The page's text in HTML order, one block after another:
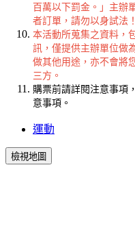
百萬以下罰金。」主辦
者訂單，請勿以身試法！
本活動所蒐集之資料，
訊，僅提供主辦單位做
做其他用途，亦不會將
三方。
購票前請詳閱注意事項
意事項。
運動
檢視地圖